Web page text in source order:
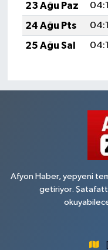
23 Ağu Paz
24 Ağu Pts
25 Ağu Sal
Afyon Haber, yepyeni
getiriyor.